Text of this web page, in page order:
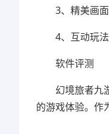
3、精美画面
4、互动玩法
软件评测
幻境旅者九游
的游戏体验。作